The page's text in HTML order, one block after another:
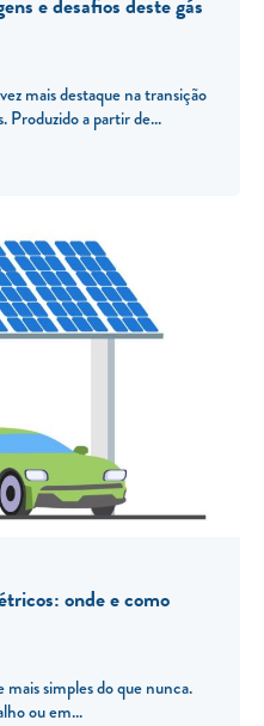
mais destaque na transição
Produzido a partir de...
onde e como
simples do que nunca.
ou em...